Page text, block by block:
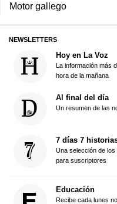
Motor gallego
NEWSLETTERS
Hoy en La Voz
La información más
hora de la mañana
Al final del día
Un resumen de las
7 días 7
Una selección de
para suscriptores
Educación
Recibe cada lunes